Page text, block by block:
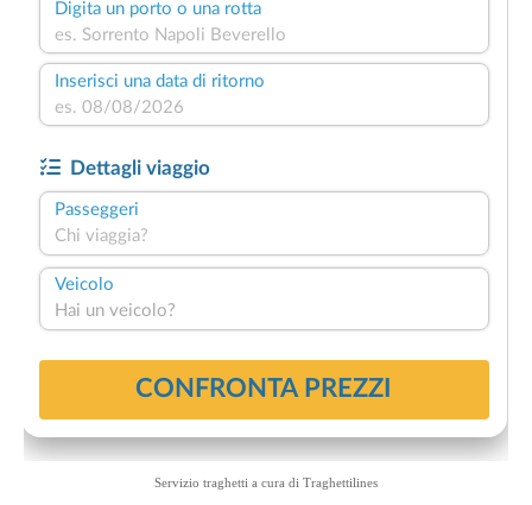
Servizio traghetti a cura di Traghettilines